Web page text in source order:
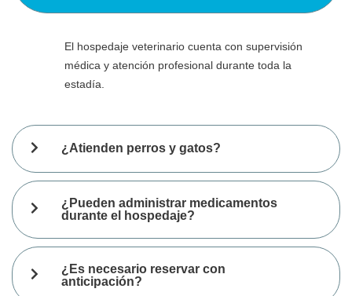
El hospedaje veterinario cuenta con supervisión
médica y atención profesional durante toda la
estadía.
¿Atienden perros y gatos?
¿Pueden administrar medicamentos
durante el hospedaje?
¿Es necesario reservar con
anticipación?